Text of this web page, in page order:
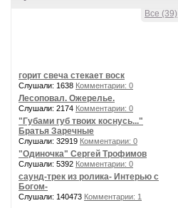
Все (39)
горит свеча стекает воск
Слушали: 1638 Комментарии: 0
Лесоповал. Ожерелье.
Слушали: 2174 Комментарии: 0
"Губами губ твоих коснусь..."
Братья Заречные
Слушали: 32919 Комментарии: 0
"Одиночка" Сергей Трофимов
Слушали: 5392 Комментарии: 0
саунд-трек из ролика- Интерью с
Богом-
Слушали: 140473 Комментарии: 1